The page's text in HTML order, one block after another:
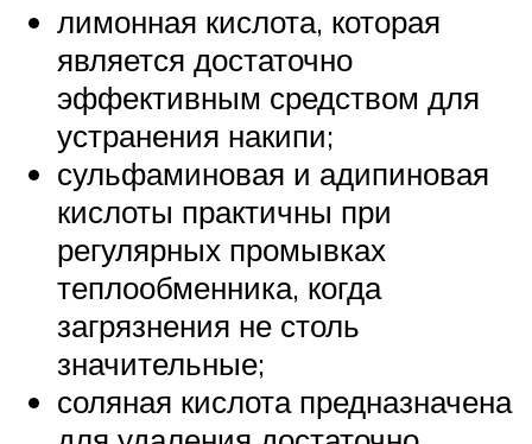
лимонная кислота, которая
является достаточно
эффективным средством для
устранения накипи;
сульфаминовая и адипиновая
кислоты практичны при
регулярных промывках
теплообменника, когда
загрязнения не столь
значительные;
соляная кислота предназначена